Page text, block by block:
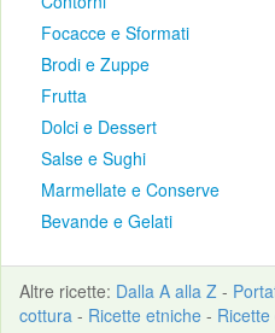
Focacce e Sformati
Brodi e Zuppe
Frutta
Dolci e Dessert
Salse e Sughi
Marmellate e Conserve
Bevande e Gelati
Altre ricette: Dalla A alla Z -
cottura - Ricette etniche -